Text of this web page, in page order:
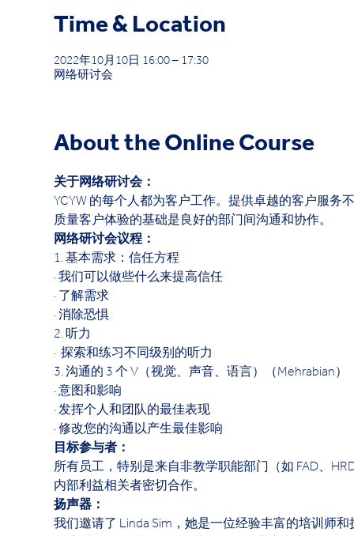
Time & Location
2022年10月10日 16:00 – 17:30
网络研讨会
About the Online Course
关于网络研讨会：
YCYW 的每个人都为客户工作。提供卓越的客户服
质量客户体验的基础是良好的部门间沟通和协作。
网络研讨会议程：
1. 基本需求：信任方程
· 我们可以做些什么来提高信任
· 了解需求
· 消除恐惧
2. 听力
·  探索和练习不同级别的听力
3. 沟通的 3 个 V（视觉、声音、语言）（Mehrabian）
· 意图和影响
· 发挥个人和团队的最佳表现
· 修改您的沟通以产生最佳影响
目标参与者：
所有员工，特别是来自非教学职能部门（如 FAD、
内部利益相关者密切合作。
扬声器：
我们邀请了 Linda Sim，她是一位经验丰富的培训师